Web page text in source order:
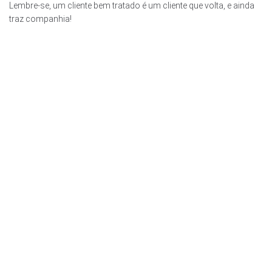
Lembre-se, um cliente bem tratado é um cliente que volta, e ainda
traz companhia!